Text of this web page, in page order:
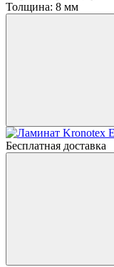
Толщина: 8 мм
Бесплатная доставка